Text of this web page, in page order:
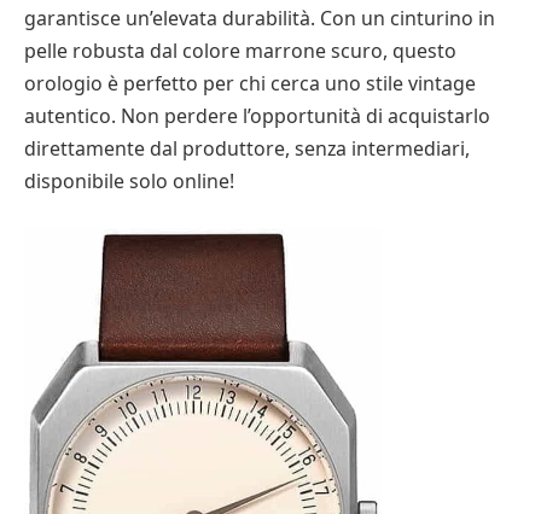
garantisce un’elevata durabilità. Con un cinturino in
pelle robusta dal colore marrone scuro, questo
orologio è perfetto per chi cerca uno stile vintage
autentico. Non perdere l’opportunità di acquistarlo
direttamente dal produttore, senza intermediari,
disponibile solo online!